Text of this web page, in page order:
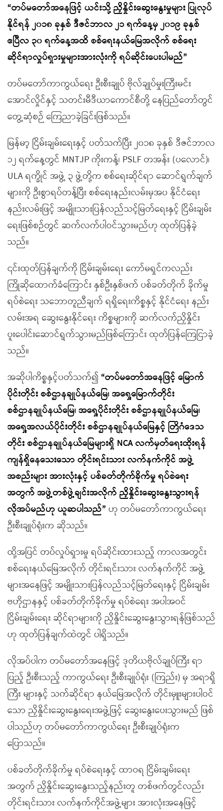
“တပ်မတော်အနေဖြင့် ယင်းသို့ ညှိနှိုင်းဆွေးနွေးမှုများ ပြုလုပ်
နိုင်ရန် ၂၀၁၈ ခုနှစ် ဒီဇင်ဘာလ ၂၁ ရက်နေ့မှ ၂၀၁၉ ခုနှစ်
ဧပြီလ ၃၀ ရက်နေ့အထိ စစ်ရေးနယ်မြေအလိုက် စစ်ရေး
ဆိုင်ရာလှုပ်ရှားမှုများအားလုံးကို ရပ်ဆိုင်းပေးပါမည်”
တပ်မတော်ကာကွယ်ရေး ဦးစီးချုပ် ဗိုလ်ချုပ်မှုးကြီးမင်း
အောင်လှိုင်နှင့် သတင်းမီဒီယာကောင်စီတို့ နေပြည်တော်တွင်
တွေ့ဆုံစဉ် ကြေညာခဲ့ခြင်းဖြစ်သည်။
မြန်မာ့ ငြိမ်းချမ်းရေးနှင့် ပတ်သက်ပြီး ၂၀၁၈ ခုနှစ် ဒီဇင်ဘာလ
၁၂ ရက်နေ့တွင် MNTJP ကိုးကန့်၊ PSLF တအန်း (ပလောင်)၊
ULA ရက္ခိုင် အဖွဲ့ ၃ ဖွဲ့တို့က စစ်ရေးဆိုင်ရာ ဆောင်ရွက်ချက်
များကို ဦးစွာရပ်တန့်ပြီး စစ်ရေးနည်းလမ်းမှအပ နိုင်ငံရေး
နည်းလမ်းဖြင့် အမျိုးသားပြန်လည်သင့်မြတ်ရေးနှင့် ငြိမ်းချမ်း
ရေးဖြစ်စဉ်တွင် ဆက်လက်ပါဝင်သွားမည်ဟု ထုတ်ပြန်ခဲ့
သည်။
၎င်းထုတ်ပြန်ချက်ကို ငြိမ်းချမ်းရေး ကော်မရှင်ကလည်း
ကြိုဆိုထောက်ခံကြောင်း နှစ်ဦးနှစ်ဖက် ပစ်ခတ်တိုက် ခိုက်မှု
ရပ်စဲရေး သဘောတူညီချက် ရရှိရေးကိစ္စနှင့် နိုင်ငံရေး နည်း
လမ်းအရ ဆွေးနွေးနိုင်ရေး ကိစ္စများကို ဆက်လက်ညှိနှိုင်း
ပူးပေါင်းဆောင်ရွက်သွားမည်ဖြစ်ကြောင်း ထုတ်ပြန်ကြေငြာခဲ့
သည်။
အဆိုပါကိစ္စနှင့်ပတ်သက်၍ “တပ်မတော်အနေဖြင့် မြောက်
ပိုင်းတိုင်း စစ်ဌာနချုပ်နယ်မြေ၊ အရှေ့မြောက်တိုင်း
စစ်ဌာနချုပ်နယ်မြေ၊ အရှေ့ပိုင်းတိုင်း စစ်ဌာနချုပ်နယ်မြေ၊
အရှေ့အလယ်ပိုင်းတိုင်း စစ်ဌာနချုပ်နယ်မြေနှင့် တြိဂံဒေသ
တိုင်း စစ်ဌာနချုပ်နယ်မြေများရှိ NCA လက်မှတ်ရေးထိုးရန်
ကျန်ရှိနေသေးသော တိုင်းရင်းသား လက်နက်ကိုင် အဖွဲ့
အစည်းများ အားလုံးနှင့် ပစ်ခတ်တိုက်ခိုက်မှု ရပ်စဲရေး
အတွက် အဖွဲ့တစ်ဖွဲ့ချင်းအလိုက် ညှိနှိုင်းဆွေးနွေးသွားရန်
လိုအပ်မည်ဟု ယူဆပါသည်” ဟု တပ်မတော်ကာကွယ်ရေး
ဦးစီးချုပ်ရုံးက ဆိုသည်။
ထို့အပြင် တပ်လှုပ်ရှားမှု ရပ်ဆိုင်းထားသည့် ကာလအတွင်း
စစ်ရေးနယ်မြေအလိုက် တိုင်းရင်းသား လက်နက်ကိုင် အဖွဲ့
များအနေဖြင့် အမျိုးသားပြန်လည်သင့်မြတ်ရေးနှင့် ငြိမ်းချမ်း
ဗဟိုဌာနနှင့် ပစ်ခတ်တိုက်ခိုက်မှု ရပ်စဲရေး အပါအဝင်
ငြိမ်းချမ်းရေး ဆိုင်ရာများကို ညှိနှိုင်းဆွေးနွေးသွားရန်ဖြစ်သည်
ဟု ထုတ်ပြန်ချက်ထဲတွင် ပါရှိသည်။
လိုအပ်ပါက တပ်မတော်အနေဖြင့် ဒုတိယဗိုလ်ချုပ်ကြီး ရာ
ပြည့် ဦးစီးသည့် ကာကွယ်ရေး ဦးစီးချုပ်ရုံး (ကြည်း) မှ အရာရှိ
ကြီး များနှင့် သက်ဆိုင်ရာ နယ်မြေအလိုက် တိုင်းမှူးများပါဝင်
သော ညှိနှိုင်းဆွေးနွေးရေးအဖွဲ့ဖြင့် ဆွေးနွေးပေးသွားမည် ဖြစ်
ပါသည်ဟု တပ်မတော်ကာကွယ်ရေး ဦးစီးချုပ်ရုံးက
ပြောသည်။
ပစ်ခတ်တိုက်ခိုက်မှု ရပ်စဲရေးနှင့် ထာဝရ ငြိမ်းချမ်းရေး
အတွက် ညှိနှိုင်းဆွေးနွေးသည့်နည်းတူ တစ်ဖက်တွင်လည်း
တိုင်းရင်းသား လက်နက်ကိုင်အဖွဲ့များ အားလုံးအနေဖြင့်